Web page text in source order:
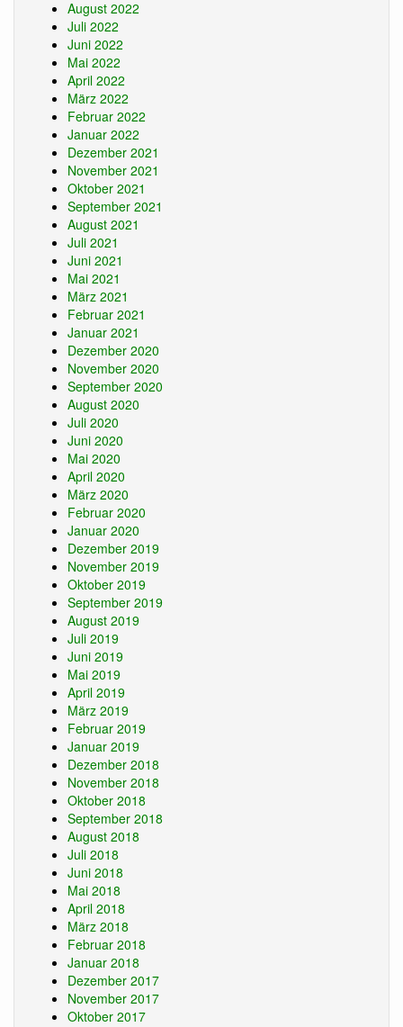
August 2022
Juli 2022
Juni 2022
Mai 2022
April 2022
März 2022
Februar 2022
Januar 2022
Dezember 2021
November 2021
Oktober 2021
September 2021
August 2021
Juli 2021
Juni 2021
Mai 2021
März 2021
Februar 2021
Januar 2021
Dezember 2020
November 2020
September 2020
August 2020
Juli 2020
Juni 2020
Mai 2020
April 2020
März 2020
Februar 2020
Januar 2020
Dezember 2019
November 2019
Oktober 2019
September 2019
August 2019
Juli 2019
Juni 2019
Mai 2019
April 2019
März 2019
Februar 2019
Januar 2019
Dezember 2018
November 2018
Oktober 2018
September 2018
August 2018
Juli 2018
Juni 2018
Mai 2018
April 2018
März 2018
Februar 2018
Januar 2018
Dezember 2017
November 2017
Oktober 2017